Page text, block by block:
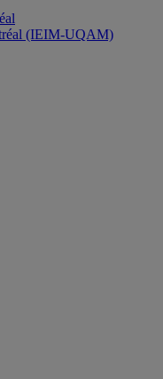
(IEIM-UQAM)